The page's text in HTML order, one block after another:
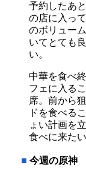
予約したあ
の店に入っ
のボリュー
いてとても
い。
中華を食べ
フェに入る
席。前から
ドを食べる
ょい計画を
食べに来たい
■ 今週の原神